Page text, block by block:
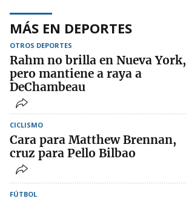
MÁS EN DEPORTES
OTROS DEPORTES
Rahm no brilla en Nueva York,
pero mantiene a raya a
DeChambeau
CICLISMO
Cara para Matthew Brennan,
cruz para Pello Bilbao
FÚTBOL